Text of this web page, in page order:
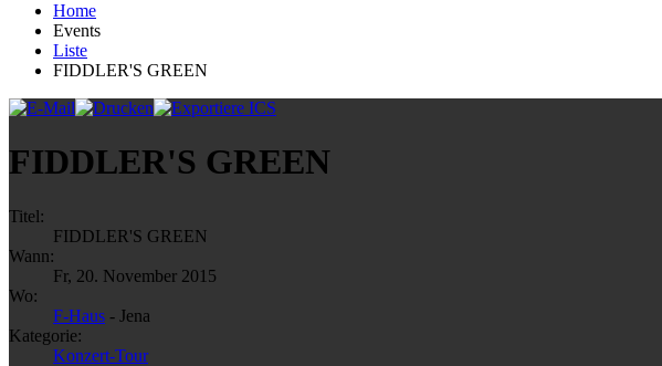
Home
Events
Liste
FIDDLER'S GREEN
FIDDLER'S GREEN
Titel:
FIDDLER'S GREEN
Wann:
Fr, 20. November 2015
Wo:
F-Haus - Jena
Kategorie:
Konzert-Tour